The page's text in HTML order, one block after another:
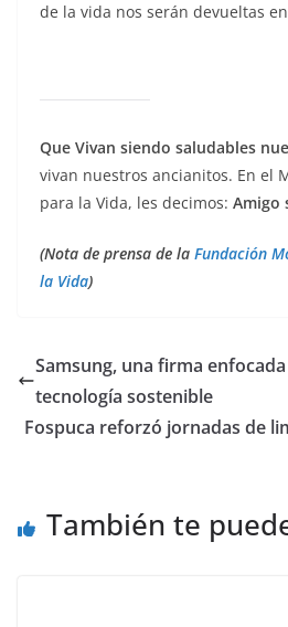
de la vida nos serán devueltas
Que Vivan siendo saludables
vivan nuestros ancianitos. En el
para la Vida, les decimos: Amigo
(Nota de prensa de la Fundación
la Vida)
Samsung, una firma
tecnología sostenible
Fospuca reforzó jornadas de
También te